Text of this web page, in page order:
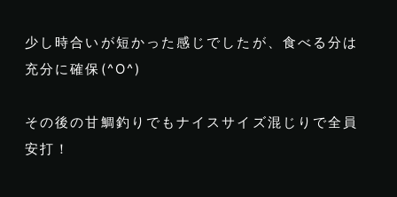
少し時合いが短かった感じでしたが、食べる分は
充分に確保(^O^)
その後の甘鯛釣りでもナイスサイズ混じりで全員
安打！